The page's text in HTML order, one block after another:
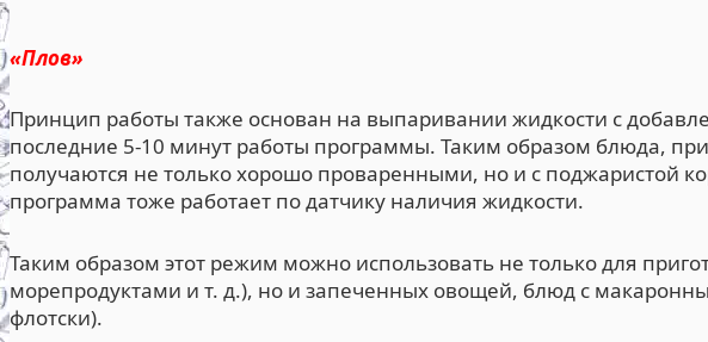
«Плов»
Принцип работы также основан на выпаривании жидкости с
последние 5-10 минут работы программы. Таким образом блюда,
получаются не только хорошо проваренными, но и с поджаристой
программа тоже работает по датчику наличия жидкости.
Таким образом этот режим можно использовать не только для
морепродуктами и т. д.), но и запеченных овощей, блюд с
флотски).